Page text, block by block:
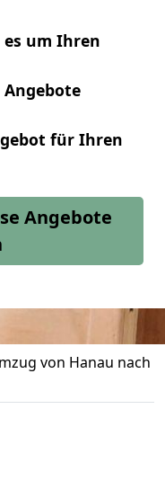
um Ihren
für Ihren
Angebote
von Hanau nach